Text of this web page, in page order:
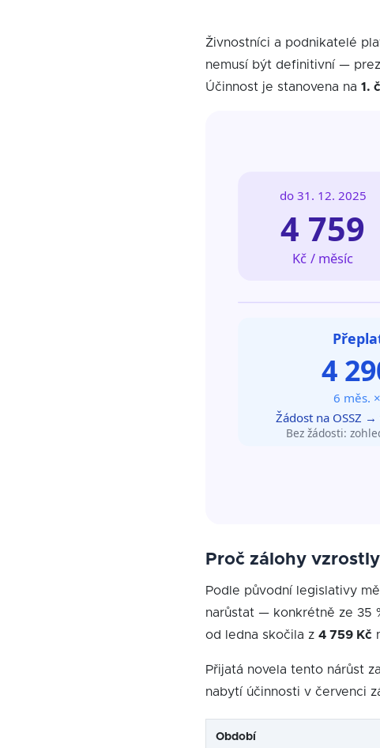
Živnostníci a podnikatelé
nemusí být definitivní —
Účinnost je stanovena na 1.
Proč zálohy
Podle původní legislativy
narůstat — konkrétně ze 35
od ledna skočila z 4 759 Kč
Přijatá novela tento nárůst
nabytí účinnosti v červenci
Období